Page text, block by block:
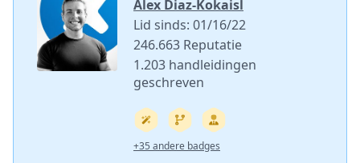
Alex Diaz-Kokaisl
Lid sinds: 01/16/22
246.663 Reputatie
1.203 handleidingen
geschreven
+35 andere badges